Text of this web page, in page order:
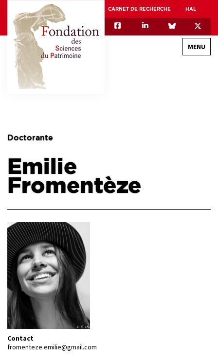
CARNET DE RECHERCHE HAL
MENU
ASSOCIATION DES JEUNES CHERCHEURS EN SCIENCES DU PATRIMOINE – AFJ2CSP
Doctorante
Emilie
Fromentèze
Contact
fromenteze.emilie@gmail.com